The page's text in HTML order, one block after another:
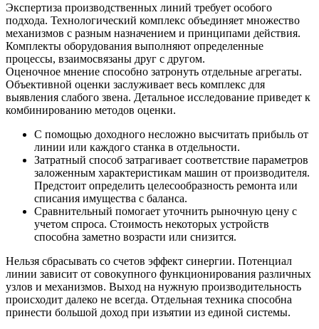
Экспертиза производственных линий требует особого
подхода. Технологический комплекс объединяет множество
механизмов с разным назначением и принципами действия.
Комплекты оборудования выполняют определенные
процессы, взаимосвязаны друг с другом.
Оценочное мнение способно затронуть отдельные агрегаты.
Объективной оценки заслуживает весь комплекс для
выявления слабого звена. Детальное исследование приведет к
комбинированию методов оценки.
С помощью доходного несложно высчитать прибыль от
линии или каждого станка в отдельности.
Затратный способ затрагивает соответствие параметров
заложенным характеристикам машин от производителя.
Предстоит определить целесообразность ремонта или
списания имущества с баланса.
Сравнительный помогает уточнить рыночную цену с
учетом спроса. Стоимость некоторых устройств
способна заметно возрасти или снизится.
Нельзя сбрасывать со счетов эффект синергии. Потенциал
линии зависит от совокупного функционирования различных
узлов и механизмов. Выход на нужную производительность
происходит далеко не всегда. Отдельная техника способна
принести большой доход при изъятии из единой системы.